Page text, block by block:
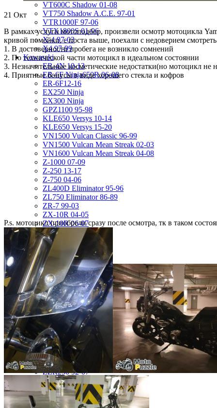
VT600C Shadow 01-08
VT750 Shadow A.C.E. 97-01
VTR1000F 97-06
VTX1800S 01-06
X-4 97-03
X4 97-99
Kawasaki
ER-4N 10-13
ER-6F Ninja650R 06-08
ER-6F12-16
EX250 Ninja
EX300 Ninja
GPZ1100 95-98
KLE650 Versys 10-14
KLE650 Versys 15-20
VN1500 Vulcan Classic 96-99
VN1500 Vulcan Mean Streak 02-03
VN1600 Vulcan Mean Streak 04-08
Z-1000 07-09
Z-250 13-17
Z-750 04-06
ZL400D Eliminator 95-96
ZL750 Eliminator 86-89
ZR-7 99-03
ZX-10R 04-05
ZX-10R 06-07
ZX-10R Ninja 06-07
ZX-10R Ninja 08-10
ZX-10R Ninja 11-15
ZX-12R Ninja 02-06
ZX-6R 00-01
ZX-6R 03-04
ZX-6R 05-06
ZX-6R 07-08
ZX-6R 09-17
ZX-6R 13-16
ZX-6R 98-99
ZX-9R 94-97
ZX-9R 98-99
ZX-9R Ninja 00-03
ZXR400 89-90
ZZR1400 06-11
ZZR250 92-07
DUKE125 12-16
RC8
21 Окт
В рамках услуги мотоподбор, произвели осмотр мотоцикла
кривой помойки, с поста выше, поехали с недоверием
1. В достоверности пробега не возникло сомнений
2. По технической части мотоцикл в идеальном состоянии
3. Незначительные косметические недостатки(но мотоцикл не
4. Приятные бонусы в виде хорошего стекла и кофров
P.s. мотоцикл приобрели сразу после осмотра, тк в таком